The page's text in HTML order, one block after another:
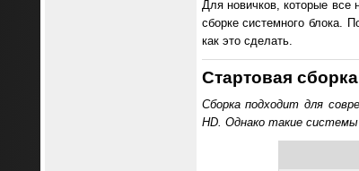
Для новичков, которые
сборке системного блока.
как это сделать.
Стартовая сборка
Сборка подходит для
HD. Однако такие системы